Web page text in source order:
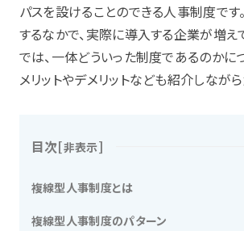
パスを設けることのできる人事制度です
するなかで、実際に導入する企業が増え
では、一体どういった制度であるのかに
メリットやデメリットなども紹介しなが
目次[非表示]
複線型人事制度とは
複線型人事制度のパターン